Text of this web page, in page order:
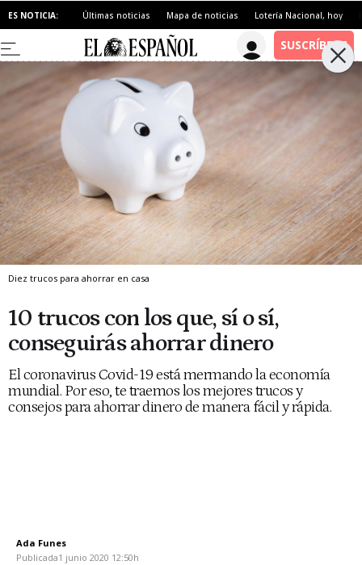
ES NOTICIA: Últimas noticias Mapa de noticias Lotería Nacional, hoy
Diez trucos para ahorrar en casa
10 trucos con los que, sí o sí,
conseguirás ahorrar dinero
El coronavirus Covid-19 está mermando la economía
mundial. Por eso, te traemos los mejores trucos y
consejos para ahorrar dinero de manera fácil y rápida.
Ada Funes
Publicada1 junio 2020 12:50h